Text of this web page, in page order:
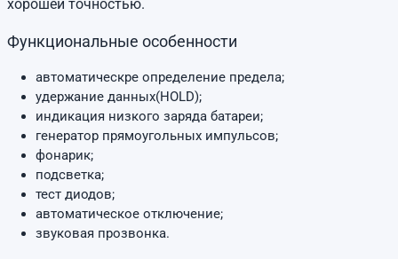
хорошей точностью.
Функциональные особенности
автоматическре определение предела;
удержание данных(HOLD);
индикация низкого заряда батареи;
генератор прямоугольных импульсов;
фонарик;
подсветка;
тест диодов;
автоматическое отключение;
звуковая прозвонка.